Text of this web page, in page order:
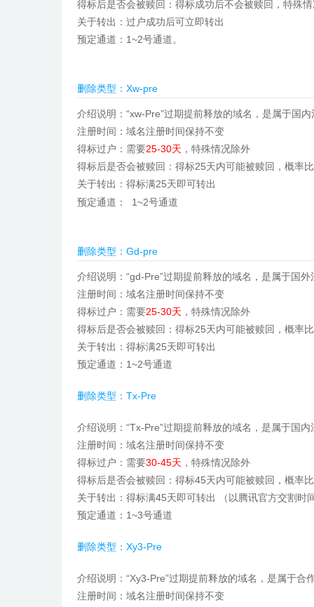
得标后是否会被赎回：得标成功后不会被赎回，特殊
关于转出： 过户成功后可立即转出
预定通道： 1~2号通道。
删除类型：Xw-pre
介绍说明：“xw-Pre”过期提前释放的域名，是属于国
注册时间：域名注册时间保持不变
得标过户：需要25-30天 ，特殊情况除外
得标后是否会被赎回：得标25天内可能被赎回，概率
关于转出：得标满25天即可转出
预定通道：
1~2号通道
删除类型：Gd-pre
介绍说明：“gd-Pre”过期提前释放的域名，是属于国
注册时间：域名注册时间保持不变
得标过户：需要25-30天 ，特殊情况除外
得标后是否会被赎回：得标25天内可能被赎回，概率
关于转出：得标满25天即可转出
预定通道：1~2号通道
删除类型：Tx-Pre
介绍说明：“Tx-Pre”过期提前释放的域名，是属于国
注册时间：域名注册时间保持不变
得标过户：需要30-45天 ，特殊情况除外
得标后是否会被赎回：得标45天内可能被赎回，概率
关于转出：得标满45天即可转出 （以腾讯官方交割
预定通道： 1~3号通道
删除类型：Xy3-Pre
介绍说明：“Xy3-Pre”过期提前释放的域名，是属于
注册时间：域名注册时间保持不变